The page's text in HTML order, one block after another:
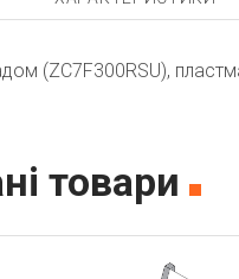
(ZC7F300RSU),
товари